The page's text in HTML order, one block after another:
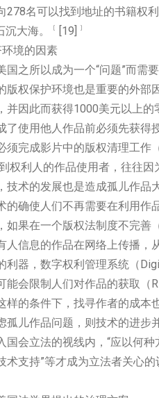
278名可以找到地址的书籍权
大海。
﹝ [19] ﹞
境的因素
国之所以成为一个“问题”而需
版权保护环境也是重要的外
并因此而获得1000美元以上的
了使用他人作品前必须先获
须完成影片中的版权清理工作
权利人的作品使用者，往往因
技术的发展也是造成孤儿作品
的确使人们不再需要在利用作
如果在一个版权法制度不完善
人信息的作品在网络上传播，
利器，数字权利管理系统（
能会限制人们对作品的获取（
样的条件下，找寻作者的成本
孤儿作品问题，则技术的进步
国会立法的视线内，“应以何
术支持”等才成为立法者关心的